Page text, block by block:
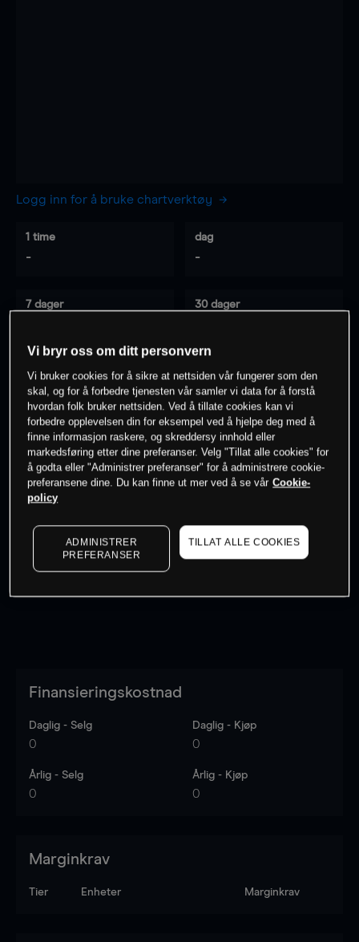
Logg inn for å bruke chartverktøy
1 time
-
dag
-
7 dager 30 dager
0% av kunder erpå dette instrumentet
Søk om konto
Kursene er veiledende.
Finansieringskostnad
Daglig - Selg
0
Daglig - Kjøp
0
Årlig - Selg
0
Årlig - Kjøp
0
Marginkrav
Tier Enheter Marginkrav
Vi bryr oss om ditt personvern
Vi bruker cookies for å sikre at nettsiden vår fungerer som den
skal, og for å forbedre tjenesten vår samler vi data for å forstå
hvordan folk bruker nettsiden. Ved å tillate cookies kan vi
forbedre opplevelsen din for eksempel ved å hjelpe deg med å
finne informasjon raskere, og skreddersy innhold eller
markedsføring etter dine preferanser. Velg "Tillat alle cookies" for
å godta eller "Administrer preferanser" for å administrere cookie-
preferansene dine. Du kan finne ut mer ved å se vår Cookie-
policy
ADMINISTRER
PREFERANSER
TILLAT ALLE COOKIES